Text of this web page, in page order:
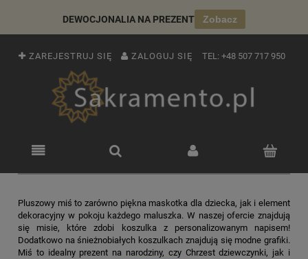
DEWOCJONALIA NA PREZENT Zobacz
ZAREJESTRUJ SIĘ ZALOGUJ SIĘ TEL: +48 507 717 950
Pluszowy miś to zarówno piękna maskotka dla dziecka, jak i element
dekoracyjny w pokoju każdego maluszka. W naszej ofercie znajdują
się misie, które zdobi koszulka z personalizowanym napisem!
Dodatkowo na śnieżnobiałych koszulkach znajdują się modne grafiki.
Miś to idealny prezent na narodziny, czy Chrzest dziewczynki, jak i